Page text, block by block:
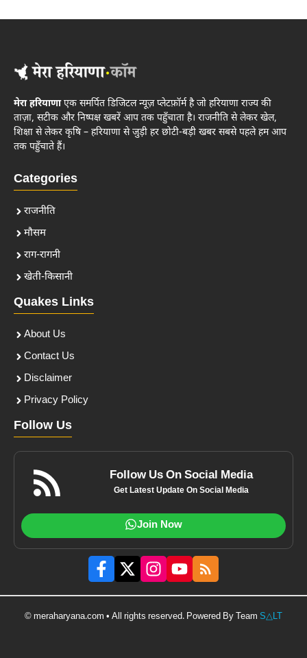
मेरा हरियाणाएक समर्पित डिजिटल न्यूज़ प्लेटफ़ॉर्म है जो हरियाणा राज्य की
ताज़ा, सटीक और निष्पक्ष खबरें आप तक पहुँचाता है। राजनीति से लेकर खेल,
शिक्षा से लेकर कृषि – हरियाणा से जुड़ी हर छोटी-बड़ी खबर सबसे पहले हम आप
तक पहुँचाते हैं।
Categories
राजनीति
मौसम
राग-रागनी
खेती-किसानी
Quakes Links
About Us
Contact Us
Disclaimer
Privacy Policy
Follow Us
Follow Us On Social Media
Get Latest Update On Social Media
Join Now
© meraharyana.com • All rights reserved. Powered By Team S△LT